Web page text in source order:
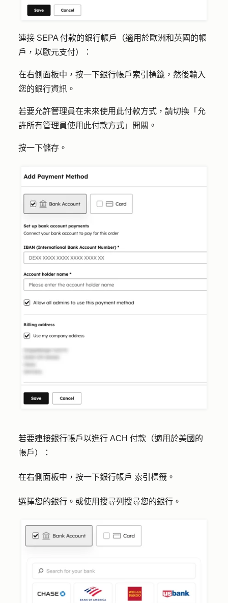
連接 SEPA 付款的銀行帳戶（適用於歐洲和英國的帳
戶，以歐元支付）：
在右側面板中，按一下銀行帳戶索引標籤，然後輸入
您的銀行資訊。
若要允許管理員在未來使用此付款方式，請切換「 允
許所有管理員使用此付款方式 」開關。
按一下儲存 。
若要連接銀行帳戶以進行 ACH 付款（適用於美國的
帳戶）：
在右側面板中，按一下銀行帳戶 索引標籤。
選擇您的銀行 。或使用搜尋列 搜尋您的銀行。